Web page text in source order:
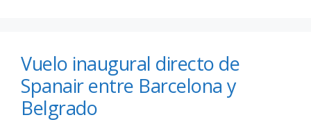
Vuelo inaugural directo de
Spanair entre Barcelona y
Belgrado